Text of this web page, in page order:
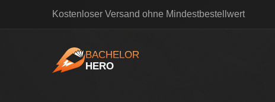
Kostenloser Versand ohne Mindestbestellwert
BachelorHero
BACHELOR
HERO